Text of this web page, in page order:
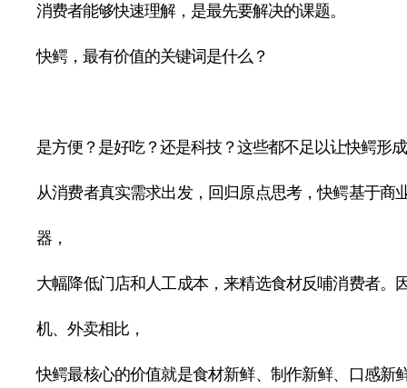
消费者能够快速理解，是最先要解决的课题。
快鳄，最有价值的关键词是什么？
是方便？是好吃？还是科技？这些都不足以让快鳄形
从消费者真实需求出发，回归原点思考，快鳄基于商
器，
大幅降低门店和人工成本，来精选食材反哺消费者。
机、外卖相比，
快鳄最核心的价值就是食材新鲜、制作新鲜、口感新